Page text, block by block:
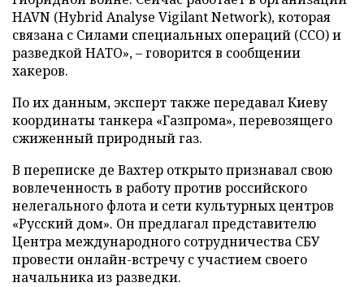
HAVN (Hybrid Analyse Vigilant Network), которая
связана с Силами специальных операций (ССО) и
разведкой НАТО», – говорится в сообщении
хакеров.
По их данным, эксперт также передавал Киеву
координаты танкера «Газпрома», перевозящего
сжиженный природный газ.
В переписке де Вахтер открыто признавал свою
вовлеченность в работу против российского
нелегального флота и сети культурных центров
«Русский дом». Он предлагал представителю
Центра международного сотрудничества СБУ
провести онлайн-встречу с участием своего
начальника из разведки.